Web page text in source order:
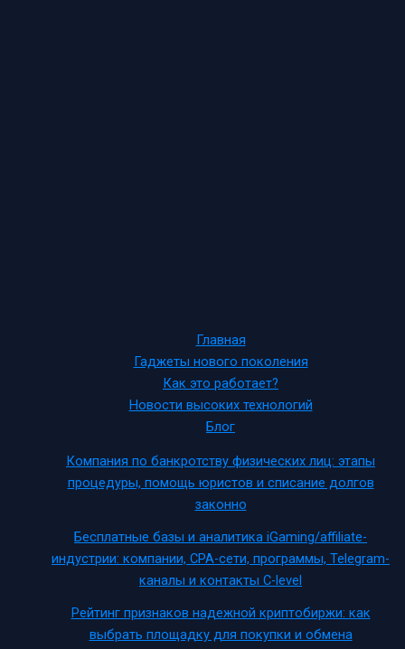
Главная
Гаджеты нового поколения
Как это работает?
Новости высоких технологий
Блог
Компания по банкротству физических лиц: этапы
процедуры, помощь юристов и списание долгов
законно
Бесплатные базы и аналитика iGaming/affiliate-
индустрии: компании, CPA-сети, программы, Telegram-
каналы и контакты C-level
Рейтинг признаков надежной криптобиржи: как
выбрать площадку для покупки и обмена